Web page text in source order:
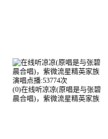
(0)在线听凉凉(原唱是与张碧
晨合唱)，紫微流星精英家族